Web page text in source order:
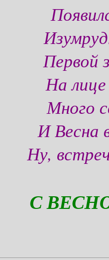
Первой
На лице
Много
И Весна
Ну,
С